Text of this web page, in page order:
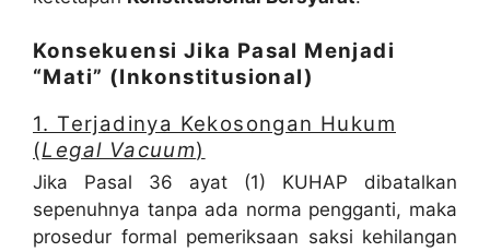
Konsekuensi Jika Pasal Menjadi
“Mati” (Inkonstitusional)
1. Terjadinya Kekosongan Hukum
(Legal Vacuum)
Jika Pasal 36 ayat (1) KUHAP dibatalkan
sepenuhnya tanpa ada norma pengganti, maka
prosedur formal pemeriksaan saksi kehilangan